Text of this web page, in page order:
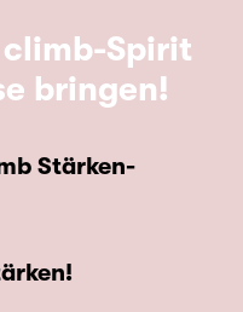
climb-Spirit
bringen!
Stärken-